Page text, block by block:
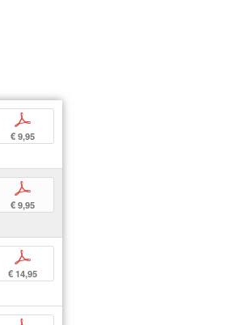
p
€ 9,95
p
€ 9,95
p
€ 14,95